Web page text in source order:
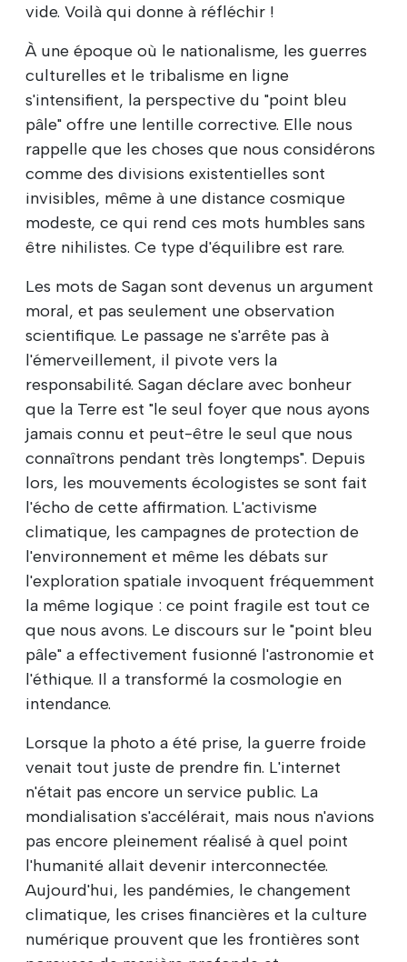
vide. Voilà qui donne à réfléchir !
À une époque où le nationalisme, les guerres
culturelles et le tribalisme en ligne
s'intensifient, la perspective du "point bleu
pâle" offre une lentille corrective. Elle nous
rappelle que les choses que nous considérons
comme des divisions existentielles sont
invisibles, même à une distance cosmique
modeste, ce qui rend ces mots humbles sans
être nihilistes. Ce type d'équilibre est rare.
Les mots de Sagan sont devenus un argument
moral, et pas seulement une observation
scientifique. Le passage ne s'arrête pas à
l'émerveillement, il pivote vers la
responsabilité. Sagan déclare avec bonheur
que la Terre est "le seul foyer que nous ayons
jamais connu et peut-être le seul que nous
connaîtrons pendant très longtemps". Depuis
lors, les mouvements écologistes se sont fait
l'écho de cette affirmation. L'activisme
climatique, les campagnes de protection de
l'environnement et même les débats sur
l'exploration spatiale invoquent fréquemment
la même logique : ce point fragile est tout ce
que nous avons. Le discours sur le "point bleu
pâle" a effectivement fusionné l'astronomie et
l'éthique. Il a transformé la cosmologie en
intendance.
Lorsque la photo a été prise, la guerre froide
venait tout juste de prendre fin. L'internet
n'était pas encore un service public. La
mondialisation s'accélérait, mais nous n'avions
pas encore pleinement réalisé à quel point
l'humanité allait devenir interconnectée.
Aujourd'hui, les pandémies, le changement
climatique, les crises financières et la culture
numérique prouvent que les frontières sont